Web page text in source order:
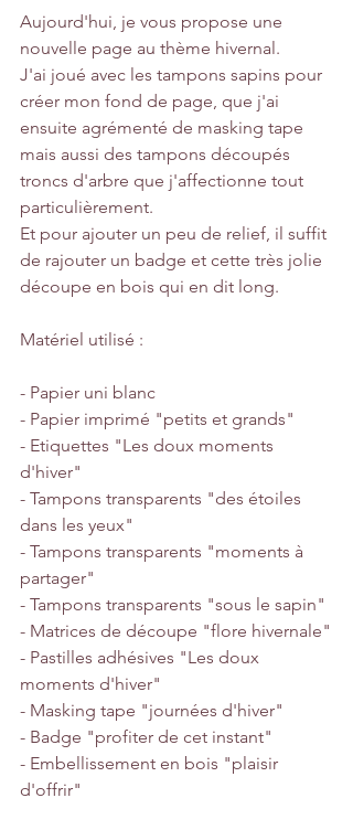
Aujourd'hui, je vous propose une
nouvelle page au thème hivernal.
J'ai joué avec les tampons sapins pour
créer mon fond de page, que j'ai
ensuite agrémenté de masking tape
mais aussi des tampons découpés
troncs d'arbre que j'affectionne tout
particulièrement.
Et pour ajouter un peu de relief, il suffit
de rajouter un badge et cette très jolie
découpe en bois qui en dit long.
Matériel utilisé :
- Papier uni blanc
- Papier imprimé "petits et grands"
- Etiquettes "Les doux moments
d'hiver"
- Tampons transparents "des étoiles
dans les yeux"
- Tampons transparents "moments à
partager"
- Tampons transparents "sous le sapin"
- Matrices de découpe "flore hivernale"
- Pastilles adhésives "Les doux
moments d'hiver"
- Masking tape "journées d'hiver"
- Badge "profiter de cet instant"
- Embellissement en bois "plaisir
d'offrir"